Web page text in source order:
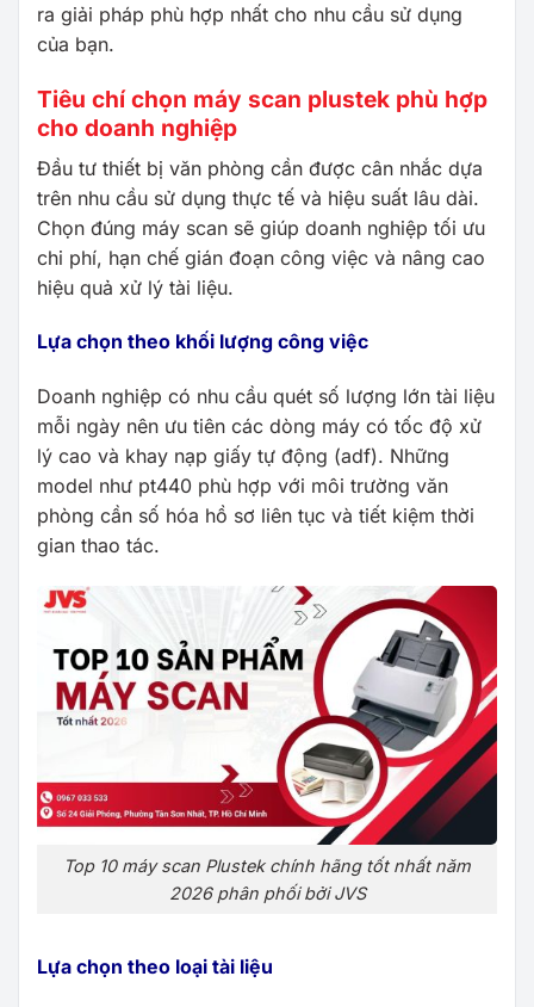
ra giải pháp phù hợp nhất cho nhu cầu sử dụng
của bạn.
Tiêu chí chọn máy scan plustek phù hợp
cho doanh nghiệp
Đầu tư thiết bị văn phòng cần được cân nhắc dựa
trên nhu cầu sử dụng thực tế và hiệu suất lâu dài.
Chọn đúng máy scan sẽ giúp doanh nghiệp tối ưu
chi phí, hạn chế gián đoạn công việc và nâng cao
hiệu quả xử lý tài liệu.
Lựa chọn theo khối lượng công việc
Doanh nghiệp có nhu cầu quét số lượng lớn tài liệu
mỗi ngày nên ưu tiên các dòng máy có tốc độ xử
lý cao và khay nạp giấy tự động (adf). Những
model như pt440 phù hợp với môi trường văn
phòng cần số hóa hồ sơ liên tục và tiết kiệm thời
gian thao tác.
Top 10 máy scan Plustek chính hãng tốt nhất năm
2026 phân phối bởi JVS
Lựa chọn theo loại tài liệu